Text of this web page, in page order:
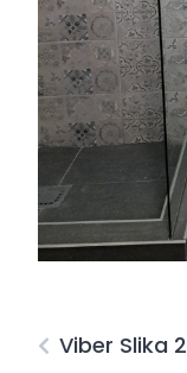
Viber Slika